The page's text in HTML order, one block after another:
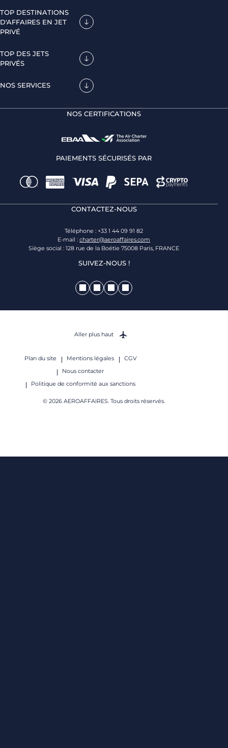
TOP DESTINATIONS
D'AFFAIRES EN JET
PRIVÉ
TOP DES JETS
PRIVÉS
NOS SERVICES
NOS CERTIFICATIONS
PAIEMENTS SÉCURISÉS PAR
CONTACTEZ-NOUS
Téléphone : +33 1 44 09 91 82
E-mail : charter@aeroaffaires.com
Siège social : 128 rue de la Boétie 75008 Paris, FRANCE
SUIVEZ-NOUS !
Plan du site Mentions légales
CGV
Nous contacter
Politique de conformité aux sanctions
© 2026 AEROAFFAIRES. Tous droits réservés.
Aller plus haut